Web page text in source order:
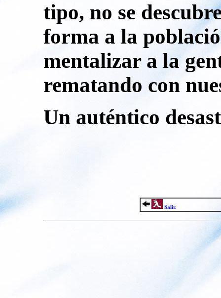
tipo, no se
forma a la
mentalizar a la
rematando con
Un auténtico
Salir.